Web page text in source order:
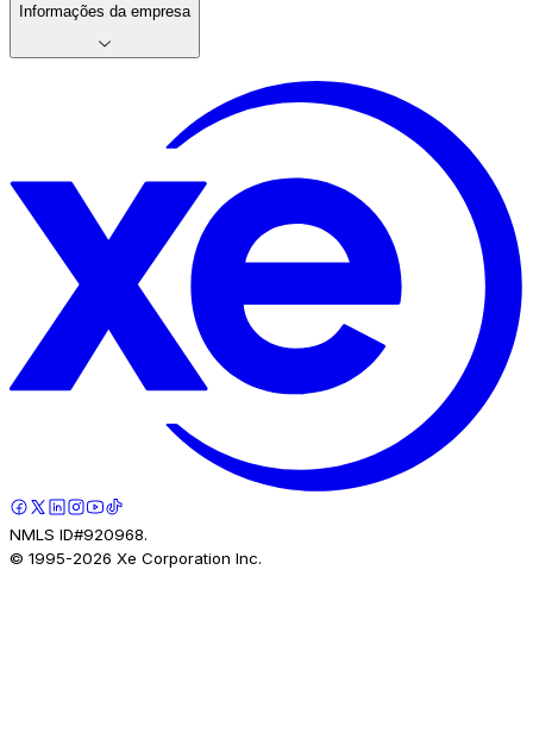
Informações da empresa
NMLS ID#920968.
© 1995-2026 Xe Corporation Inc.